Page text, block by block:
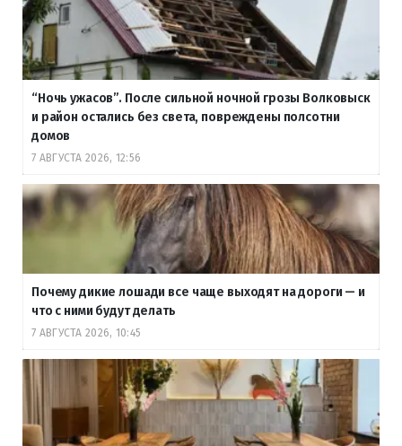
“Ночь ужасов”. После сильной ночной грозы Волковыск
и район остались без света, повреждены полсотни
домов
7 АВГУСТА 2026, 12:56
Почему дикие лошади все чаще выходят на дороги — и
что с ними будут делать
7 АВГУСТА 2026, 10:45